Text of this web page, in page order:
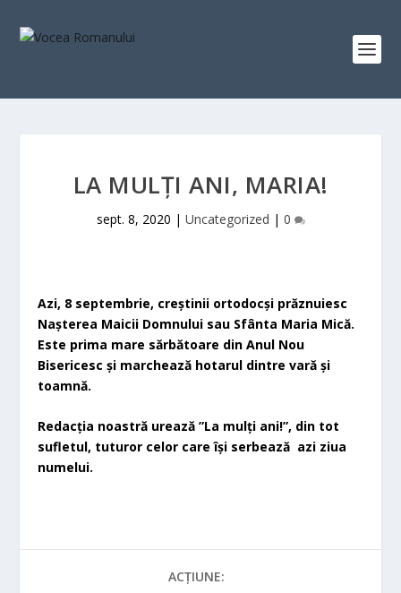
LA MULȚI ANI, MARIA!
sept. 8, 2020 | Uncategorized | 0
Azi, 8 septembrie, creştinii ortodocşi prăznuiesc
Naşterea Maicii Domnului sau Sfânta Maria Mică.
Este prima mare sărbătoare din Anul Nou
Bisericesc şi marchează hotarul dintre vară şi
toamnă.
Redacția noastră urează ”La mulți ani!”, din tot
sufletul, tuturor celor care își serbează azi ziua
numelui.
ACȚIUNE: